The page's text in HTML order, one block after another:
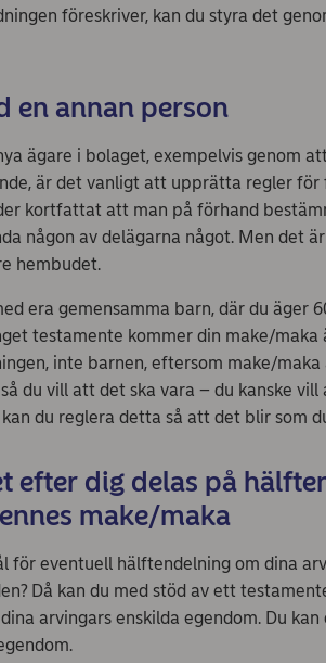
föreskriver, kan du styra det
en annan person
ägare i bolaget, exempelvis genom
är det vanligt att upprätta regler
kortfattat att man på förhand
någon av delägarna något. Men det
hembudet.
era gemensamma barn, där du äger
testamente kommer din make/maka
inte barnen, eftersom make/
du vill att det ska vara – du kanske vill
du reglera detta så att det blir som
efter dig delas på
make/maka
eventuell hälftendelning om dina
Då kan du med stöd av ett
arvingars enskilda egendom. Du kan